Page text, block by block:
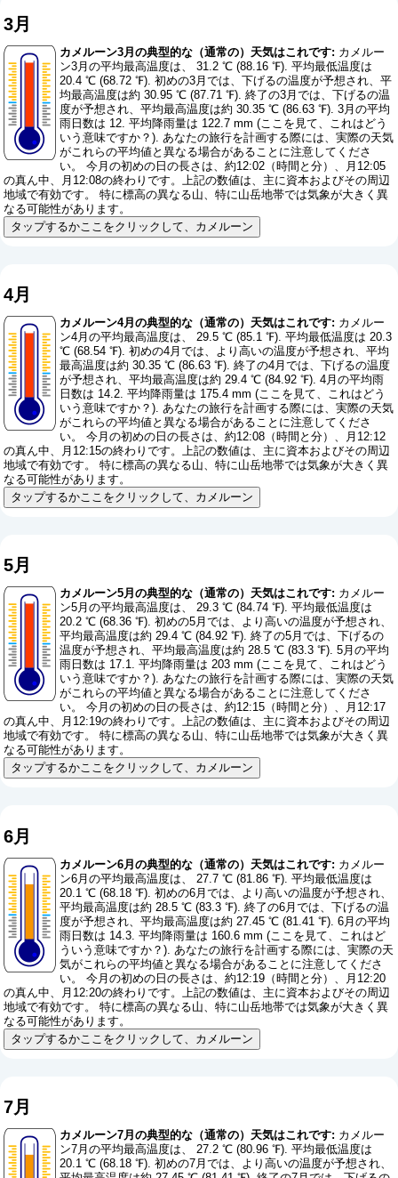
3月
カメルーン3月の典型的な（通常の）天気はこれです: カメルー
ン3月の平均最高温度は、 31.2 ℃ (88.16 ℉). 平均最低温度は
20.4 ℃ (68.72 ℉). 初めの3月では、下げるの温度が予想され、平
均最高温度は約 30.95 ℃ (87.71 ℉). 終了の3月では、下げるの温
度が予想され、平均最高温度は約 30.35 ℃ (86.63 ℉). 3月の平均
雨日数は 12. 平均降雨量は 122.7 mm ( ここを見て、これはどう
いう意味ですか？). あなたの旅行を計画する際には、実際の天気
がこれらの平均値と異なる場合があることに注意してくださ
い。 今月の初めの日の長さは、約12:02（時間と分）、月12:05
の真ん中、月12:08の終わりです。上記の数値は、主に資本およびその周辺
地域で有効です。 特に標高の異なる山、特に山岳地帯では気象が大きく異
なる可能性があります。
タップするかここをクリックして、カメルーン
4月
カメルーン4月の典型的な（通常の）天気はこれです: カメルー
ン4月の平均最高温度は、 29.5 ℃ (85.1 ℉). 平均最低温度は 20.3
℃ (68.54 ℉). 初めの4月では、より高いの温度が予想され、平均
最高温度は約 30.35 ℃ (86.63 ℉). 終了の4月では、下げるの温度
が予想され、平均最高温度は約 29.4 ℃ (84.92 ℉). 4月の平均雨
日数は 14.2. 平均降雨量は 175.4 mm (ここを見て、これはどう
いう意味ですか？). あなたの旅行を計画する際には、実際の天気
がこれらの平均値と異なる場合があることに注意してくださ
い。 今月の初めの日の長さは、約12:08（時間と分）、月12:12
の真ん中、月12:15の終わりです。上記の数値は、主に資本およびその周辺
地域で有効です。 特に標高の異なる山、特に山岳地帯では気象が大きく異
なる可能性があります。
タップするかここをクリックして、カメルーン
5月
カメルーン5月の典型的な（通常の）天気はこれです: カメルー
ン5月の平均最高温度は、 29.3 ℃ (84.74 ℉). 平均最低温度は
20.2 ℃ (68.36 ℉). 初めの5月では、より高いの温度が予想され、
平均最高温度は約 29.4 ℃ (84.92 ℉). 終了の5月では、下げるの
温度が予想され、平均最高温度は約 28.5 ℃ (83.3 ℉). 5月の平均
雨日数は 17.1. 平均降雨量は 203 mm (ここを見て、これはどう
いう意味ですか？). あなたの旅行を計画する際には、実際の天気
がこれらの平均値と異なる場合があることに注意してくださ
い。 今月の初めの日の長さは、約12:15（時間と分）、月12:17
の真ん中、月12:19の終わりです。上記の数値は、主に資本およびその周辺
地域で有効です。 特に標高の異なる山、特に山岳地帯では気象が大きく異
なる可能性があります。
タップするかここをクリックして、カメルーン
6月
カメルーン6月の典型的な（通常の）天気はこれです: カメルー
ン6月の平均最高温度は、 27.7 ℃ (81.86 ℉). 平均最低温度は
20.1 ℃ (68.18 ℉). 初めの6月では、より高いの温度が予想され、
平均最高温度は約 28.5 ℃ (83.3 ℉). 終了の6月では、下げるの温
度が予想され、平均最高温度は約 27.45 ℃ (81.41 ℉). 6月の平均
雨日数は 14.3. 平均降雨量は 160.6 mm ( ここを見て、これはど
ういう意味ですか？). あなたの旅行を計画する際には、実際の天
気がこれらの平均値と異なる場合があることに注意してくださ
い。 今月の初めの日の長さは、約12:19（時間と分）、月12:20
の真ん中、月12:20の終わりです。上記の数値は、主に資本およびその周辺
地域で有効です。 特に標高の異なる山、特に山岳地帯では気象が大きく異
なる可能性があります。
タップするかここをクリックして、カメルーン
7月
カメルーン7月の典型的な（通常の）天気はこれです: カメルー
ン7月の平均最高温度は、 27.2 ℃ (80.96 ℉). 平均最低温度は
20.1 ℃ (68.18 ℉). 初めの7月では、より高いの温度が予想され、